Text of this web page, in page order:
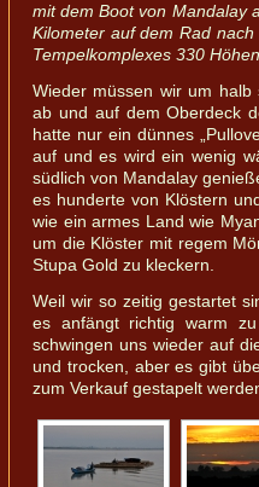
mit dem Boot von Mandalay
Kilometer auf dem Rad
Tempelkomplexes 330
Wieder müssen wir um
ab und auf dem Oberdeck
hatte nur ein dünnes
auf und es wird ein wenig
südlich von Mandalay
es hunderte von Klöstern
wie ein armes Land wie
um die Klöster mit regem
Stupa Gold zu kleckern.
Weil wir so zeitig gestartet
es anfängt richtig warm
schwingen uns wieder auf
und trocken, aber es gibt
zum Verkauf gestapelt